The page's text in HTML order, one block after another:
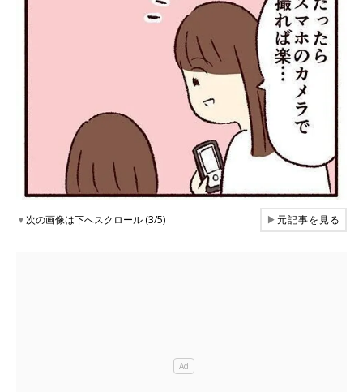
▼次の画像は下へスクロール (3/5) ▶元記事を見る